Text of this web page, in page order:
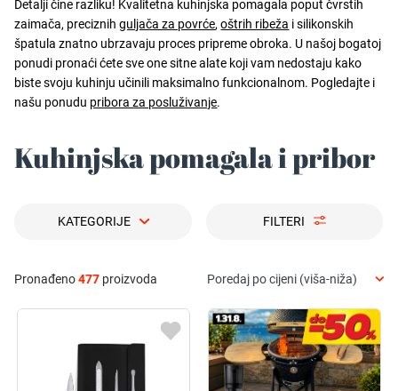
Detalji čine razliku! Kvalitetna kuhinjska pomagala poput čvrstih
zaimača, preciznihguljača za povrće,oštrih ribeža i silikonskih
špatula znatno ubrzavaju proces pripreme obroka. U našoj bogatoj
ponudi pronaći ćete sve one sitne alate koji vam nedostaju kako
biste svoju kuhinju učinili maksimalno funkcionalnom. Pogledajte i
našu ponudu pribora za posluživanje.
Kuhinjska pomagala i pribor
KATEGORIJE FILTERI
Pronađeno477 proizvoda Poredaj po cijeni (viša-niža)